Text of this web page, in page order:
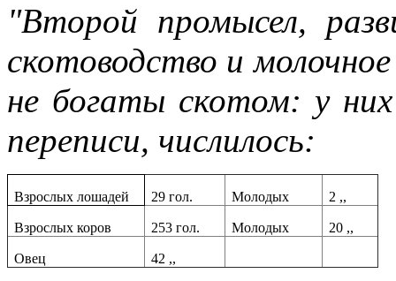
"Второй промысел,
скотоводство и
не богаты скотом: у них
переписи, числилось:
Взрослых лошадей 29 гол. Молодых 2 ,,
Взрослых коров 253 гол. Молодых 20 ,,
Овец 42 ,,